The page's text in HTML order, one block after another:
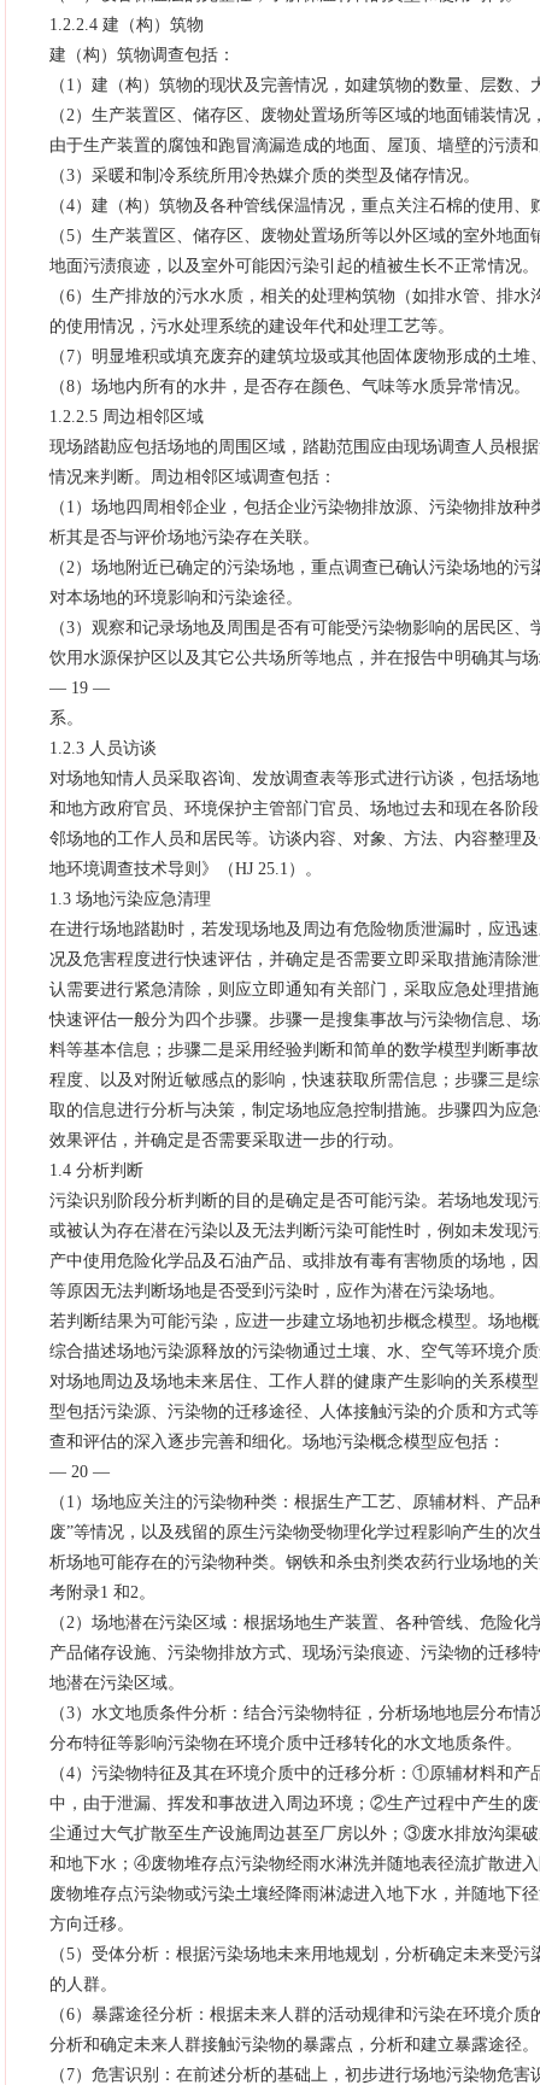
1.2.2.4 建（构）筑物
建（构）筑物调查包括：
（1）建（构）筑物的现状及完善情况，如建筑物的数量、层数、
（2）生产装置区、储存区、废物处置场所等区域的地面铺装情况
由于生产装置的腐蚀和跑冒滴漏造成的地面、屋顶、墙壁的污渍
（3）采暖和制冷系统所用冷热媒介质的类型及储存情况。
（4）建（构）筑物及各种管线保温情况，重点关注石棉的使用、
（5）生产装置区、储存区、废物处置场所等以外区域的室外地面
地面污渍痕迹，以及室外可能因污染引起的植被生长不正常情况。
（6）生产排放的污水水质，相关的处理构筑物（如排水管、排水
的使用情况，污水处理系统的建设年代和处理工艺等。
（7）明显堆积或填充废弃的建筑垃圾或其他固体废物形成的土堆
（8）场地内所有的水井，是否存在颜色、气味等水质异常情况。
1.2.2.5 周边相邻区域
现场踏勘应包括场地的周围区域，踏勘范围应由现场调查人员根
情况来判断。周边相邻区域调查包括：
（1）场地四周相邻企业，包括企业污染物排放源、污染物排放种
析其是否与评价场地污染存在关联。
（2）场地附近已确定的污染场地，重点调查已确认污染场地的污
对本场地的环境影响和污染途径。
（3）观察和记录场地及周围是否有可能受污染物影响的居民区、
饮用水源保护区以及其它公共场所等地点，并在报告中明确其与
— 19 —
系。
1.2.3 人员访谈
对场地知情人员采取咨询、发放调查表等形式进行访谈，包括场
和地方政府官员、环境保护主管部门官员、场地过去和现在各阶
邻场地的工作人员和居民等。访谈内容、对象、方法、内容整理
地环境调查技术导则》（HJ 25.1）。
1.3 场地污染应急清理
在进行场地踏勘时，若发现场地及周边有危险物质泄漏时，应迅
况及危害程度进行快速评估，并确定是否需要立即采取措施清除
认需要进行紧急清除，则应立即通知有关部门，采取应急处理措
快速评估一般分为四个步骤。步骤一是搜集事故与污染物信息、
料等基本信息；步骤二是采用经验判断和简单的数学模型判断事
程度、以及对附近敏感点的影响，快速获取所需信息；步骤三是
取的信息进行分析与决策，制定场地应急控制措施。步骤四为应
效果评估，并确定是否需要采取进一步的行动。
1.4 分析判断
污染识别阶段分析判断的目的是确定是否可能污染。若场地发现
或被认为存在潜在污染以及无法判断污染可能性时，例如未发现
产中使用危险化学品及石油产品、或排放有毒有害物质的场地，
等原因无法判断场地是否受到污染时，应作为潜在污染场地。
若判断结果为可能污染，应进一步建立场地初步概念模型。场地
综合描述场地污染源释放的污染物通过土壤、水、空气等环境介
对场地周边及场地未来居住、工作人群的健康产生影响的关系模
型包括污染源、污染物的迁移途径、人体接触污染的介质和方式
查和评估的深入逐步完善和细化。场地污染概念模型应包括：
— 20 —
（1）场地应关注的污染物种类：根据生产工艺、原辅材料、产品
废”等情况，以及残留的原生污染物受物理化学过程影响产生的次
析场地可能存在的污染物种类。钢铁和杀虫剂类农药行业场地的
考附录1 和2。
（2）场地潜在污染区域：根据场地生产装置、各种管线、危险化
产品储存设施、污染物排放方式、现场污染痕迹、污染物的迁移
地潜在污染区域。
（3）水文地质条件分析：结合污染物特征，分析场地地层分布情
分布特征等影响污染物在环境介质中迁移转化的水文地质条件。
（4）污染物特征及其在环境介质中的迁移分析：①原辅材料和产
中，由于泄漏、挥发和事故进入周边环境；②生产过程中产生的
尘通过大气扩散至生产设施周边甚至厂房以外；③废水排放沟渠
和地下水；④废物堆存点污染物经雨水淋洗并随地表径流扩散进
废物堆存点污染物或污染土壤经降雨淋滤进入地下水，并随地下
方向迁移。
（5）受体分析：根据污染场地未来用地规划，分析确定未来受污
的人群。
（6）暴露途径分析：根据未来人群的活动规律和污染在环境介质
分析和确定未来人群接触污染物的暴露点，分析和建立暴露途径。
（7）危害识别：在前述分析的基础上，初步进行场地污染物危害